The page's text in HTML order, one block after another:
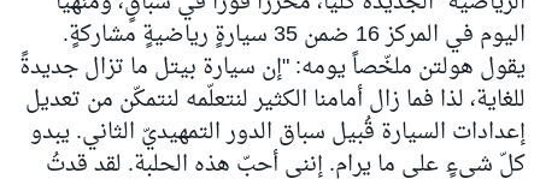
اليوم في المركز 16 ضمن 35 سيارةٍ رياضيةٍ مشاركةٍ.
يقول هولتن ملخّصاً يومه: "إن سيارة بيتل ما تزال جديدةً
للغاية، لذا فما زال أمامنا الكثير لنتعلّمه لنتمكّن من تعديل
إعدادات السيارة قُبيل سباق الدور التمهيديّ الثاني. يبدو
كلّ شيءٍ على ما يرام. إنني أحبّ هذه الحلبة. لقد قدتُ